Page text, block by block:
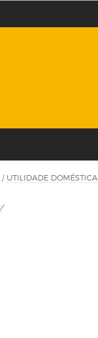
/ UTILIDADE DOMÉSTICA